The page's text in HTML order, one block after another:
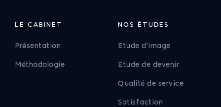
LE CABINET
Présentation
Méthodologie
NOS ÉTUDES
Etude d'image
Etude de devenir
Qualité de service
Satisfaction